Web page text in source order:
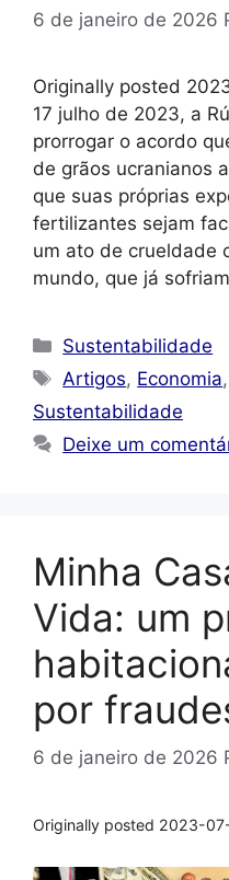
6 de janeiro de 2026
Originally posted
17 julho de 2023, a
prorrogar o acordo
de grãos ucranianos
que suas próprias
fertilizantes sejam
um ato de crueldade
mundo, que já
Categorias
Sustentabilidade
Tags
Artigos, Economia,
Sustentabilidade
Deixe um
Minha
Vida: um
por
6 de janeiro de 2026
Originally posted 2023-